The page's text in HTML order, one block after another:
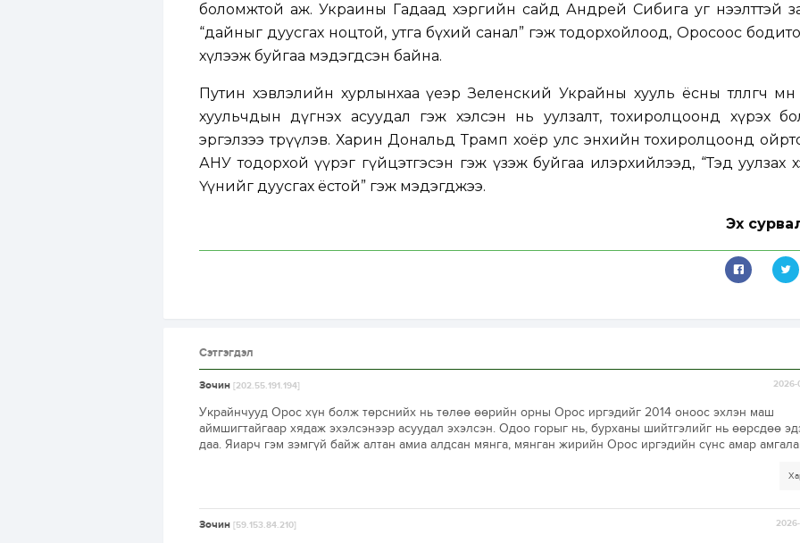
боломжтой аж. Украины Гадаад хэргийн сайд Андрей Сибига уг нээлттэй
“дайныг дуусгах ноцтой, утга бүхий санал” гэж тодорхойлоод, Оросоос
хүлээж буйгаа мэдэгдсэн байна.
Путин хэвлэлийн хурлынхаа үеэр Зеленский Украйны хууль ёсны төлөөлөгч
хуульчдын дүгнэх асуудал гэж хэлсэн нь уулзалт, тохиролцоонд хүрэх
эргэлзээ төрүүлэв. Харин Дональд Трамп хоёр улс энхийн тохиролцоонд
АНУ тодорхой үүрэг гүйцэтгэсэн гэж үзэж буйгаа илэрхийлээд, “Тэд уулзах
Үүнийг дуусгах ёстой” гэж мэдэгджээ.
Эх
Сэтгэгдэл
Зочин [202.55.191.194] 2026-
Украйнчууд Орос хүн болж төрснийх нь төлөө өөрийн орны Орос иргэдийг 2014 оноос эхлэн маш
аймшигтайгаар хядаж эхэлсэнээр асуудал эхэлсэн. Одоо горыг нь, бурханы шийтгэлийг нь өөрсдөө
даа. Яиарч гэм зэмгүй байж алтан амиа алдсан мянга, мянган жирийн Орос иргэдийн сүнс амар
Зочин [59.153.84.210]